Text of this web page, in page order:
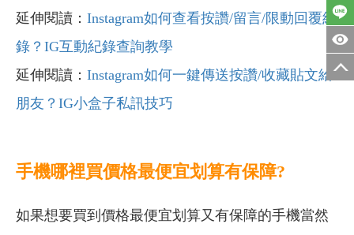
延伸閱讀： Instagram如何查看按讚/留言/限動回覆紀
錄？IG互動紀錄查詢教學
延伸閱讀： Instagram如何一鍵傳送按讚/收藏貼文給
朋友？IG小盒子私訊技巧
手機哪裡買價格最便宜划算有保障?
如果想要買到價格最便宜划算又有保障的手機當然